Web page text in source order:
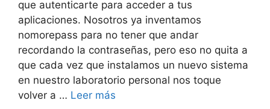
que autenticarte para acceder a tus
aplicaciones. Nosotros ya inventamos
nomorepass para no tener que andar
recordando la contraseñas, pero eso no quita a
que cada vez que instalamos un nuevo sistema
en nuestro laboratorio personal nos toque
volver a … Leer más